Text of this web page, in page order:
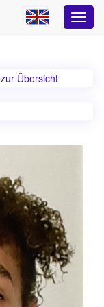
zur Übersicht